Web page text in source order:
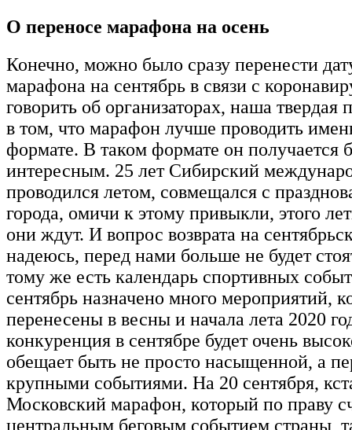
О переносе марафона на осень
Конечно, можно было сразу перенести
марафона на сентябрь в связи с
говорить об организаторах, наша твердая
в том, что марафон лучше проводить
формате. В таком формате он получается
интересным. 25 лет Сибирский
проводился летом, совмещался с
города, омичи к этому привыкли, этого
они ждут. И вопрос возврата на
надеюсь, перед нами больше не будет
тому же есть календарь спортивных
сентябрь назначено много мероприятий,
перенесены в весны и начала лета 2020
конкуренция в сентябре будет очень
обещает быть не просто насыщенной, а
крупными событиями. На 20 сентября,
Московский марафон, который по праву
центральным беговым событием страны,